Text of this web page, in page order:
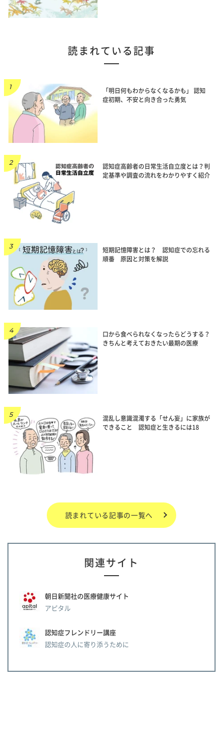
読まれている記事
「明日何もわからなくなるかも」 認知
症初期、不安と向き合った勇気
認知症高齢者の日常生活自立度とは？判
定基準や調査の流れをわかりやすく紹介
短期記憶障害とは？ 認知症での忘れる
順番 原因と対策を解説
口から食べられなくなったらどうする？
きちんと考えておきたい最期の医療
混乱し意識混濁する「せん妄」に家族が
できること 認知症と生きるには18
読まれている記事の一覧へ
関連サイト
朝日新聞社の医療健康サイト
アピタル
認知症フレンドリー講座
認知症の人に寄り添うために